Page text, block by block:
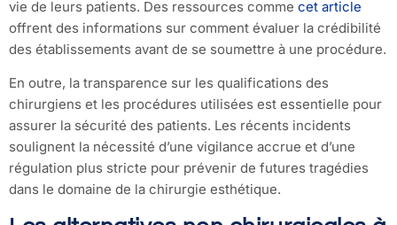
vie de leurs patients. Des ressources comme cet article
offrent des informations sur comment évaluer la crédibilité
des établissements avant de se soumettre à une procédure.
En outre, la transparence sur les qualifications des
chirurgiens et les procédures utilisées est essentielle pour
assurer la sécurité des patients. Les récents incidents
soulignent la nécessité d’une vigilance accrue et d’une
régulation plus stricte pour prévenir de futures tragédies
dans le domaine de la chirurgie esthétique.